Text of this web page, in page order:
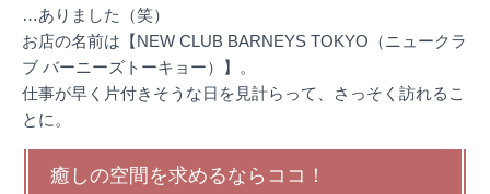
…ありました（笑）
お店の名前は【NEW CLUB BARNEYS TOKYO（ニュークラ
ブ バーニーズトーキョー）】。
仕事が早く片付きそうな日を見計らって、さっそく訪れるこ
とに。
癒しの空間を求めるならココ！